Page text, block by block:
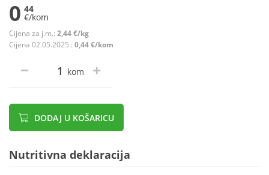
0 44
€/kom
Cijena za j.m.: 2,44 €/kg
Cijena 02.05.2025.: 0,44 €/kom
kom
DODAJ U KOŠARICU
Nutritivna deklaracija